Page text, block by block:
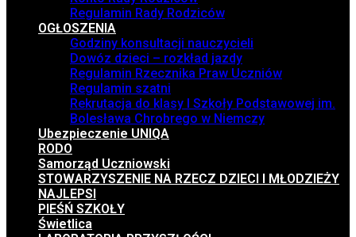
Regulamin Rady Rodziców
OGŁOSZENIA
Godziny konsultacji nauczycieli
Dowóz dzieci – rozkład jazdy
Regulamin Rzecznika Praw Uczniów
Regulamin szatni
Rekrutacja do klasy I Szkoły Podstawowej im.
Bolesława Chrobrego w Niemczy
Ubezpieczenie UNIQA
RODO
Samorząd Uczniowski
STOWARZYSZENIE NA RZECZ DZIECI I MŁODZIEŻY
NAJLEPSI
PIEŚŃ SZKOŁY
Świetlica